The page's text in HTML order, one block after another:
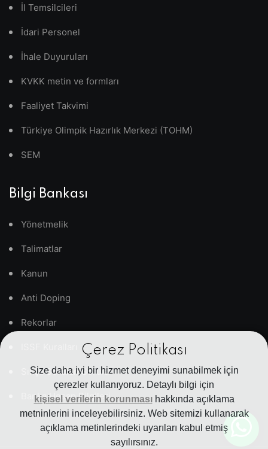
Çerez Politikası
Size daha iyi bir hizmet deneyimi sunabilmek için
çerezler kullanıyoruz. Detaylı bilgi için
kişisel verilerin korunmasıhakkında açıklama
metninlerini inceleyebilirsiniz. Web sitemizi kullanarak
açıklama metinlerindeki uyarıları kabul etmiş
sayılırsınız.
İl Temsilcileri
İdari Personel
İhale Duyuruları
KVKK metin ve formları
Faaliyet Takvimi
Türkiye Olimpik Hazırlık Merkezi (TOHM)
SEM
Bilgi Bankası
Yönetmelik
Talimatlar
Kanun
Anti Doping
Rekorlar
Sıkça Sorulan Sorular
Banka Hesap Bilgileri